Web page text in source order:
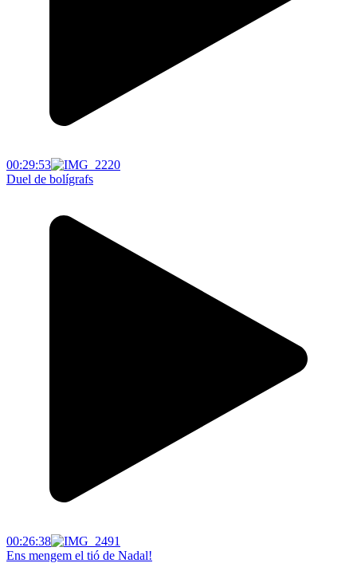
00:29:53
Duel de bolígrafs
00:26:38
Ens mengem el tió de Nadal!